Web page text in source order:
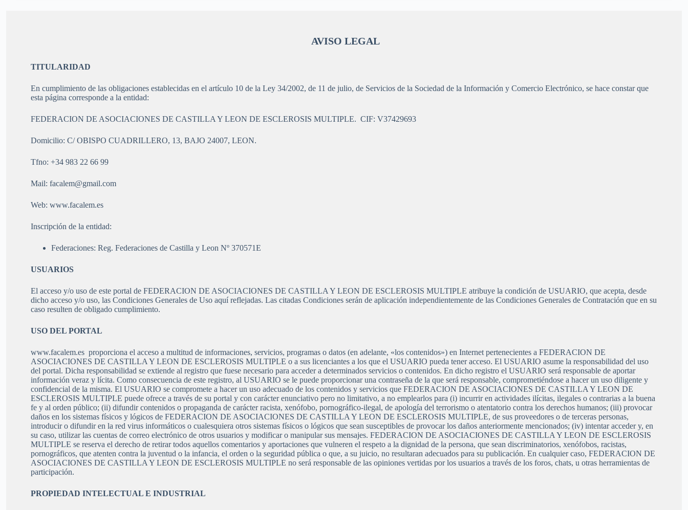
AVISO LEGAL
TITULARIDAD
En cumplimiento de las obligaciones establecidas en el artículo 10 de la Ley 34/2002, de 11 de julio, de Servicios de la Sociedad de la Información y Comercio Electrónico, se hace constar que
esta página corresponde a la entidad:
FEDERACION DE ASOCIACIONES DE CASTILLA Y LEON DE ESCLEROSIS MULTIPLE. CIF: V37429693
Domicilio: C/ OBISPO CUADRILLERO, 13, BAJO 24007, LEON.
Tfno: +34 983 22 66 99
Mail: facalem@gmail.com
Web: www.facalem.es
Inscripción de la entidad:
Federaciones: Reg. Federaciones de Castilla y Leon Nº 370571E
USUARIOS
El acceso y/o uso de este portal de FEDERACION DE ASOCIACIONES DE CASTILLA Y LEON DE ESCLEROSIS MULTIPLE atribuye la condición de USUARIO, que acepta, desde
dicho acceso y/o uso, las Condiciones Generales de Uso aquí reflejadas. Las citadas Condiciones serán de aplicación independientemente de las Condiciones Generales de Contratación que en su
caso resulten de obligado cumplimiento.
USO DEL PORTAL
www.facalem.es proporciona el acceso a multitud de informaciones, servicios, programas o datos (en adelante, «los contenidos») en Internet pertenecientes a FEDERACION DE
ASOCIACIONES DE CASTILLA Y LEON DE ESCLEROSIS MULTIPLE o a sus licenciantes a los que el USUARIO pueda tener acceso. El USUARIO asume la responsabilidad del uso
del portal. Dicha responsabilidad se extiende al registro que fuese necesario para acceder a determinados servicios o contenidos. En dicho registro el USUARIO será responsable de aportar
información veraz y lícita. Como consecuencia de este registro, al USUARIO se le puede proporcionar una contraseña de la que será responsable, comprometiéndose a hacer un uso diligente y
confidencial de la misma. El USUARIO se compromete a hacer un uso adecuado de los contenidos y servicios que FEDERACION DE ASOCIACIONES DE CASTILLA Y LEON DE
ESCLEROSIS MULTIPLE puede ofrece a través de su portal y con carácter enunciativo pero no limitativo, a no emplearlos para (i) incurrir en actividades ilícitas, ilegales o contrarias a la buena
fe y al orden público; (ii) difundir contenidos o propaganda de carácter racista, xenófobo, pornográfico-ilegal, de apología del terrorismo o atentatorio contra los derechos humanos; (iii) provocar
daños en los sistemas físicos y lógicos de FEDERACION DE ASOCIACIONES DE CASTILLA Y LEON DE ESCLEROSIS MULTIPLE, de sus proveedores o de terceras personas,
introducir o difundir en la red virus informáticos o cualesquiera otros sistemas físicos o lógicos que sean susceptibles de provocar los daños anteriormente mencionados; (iv) intentar acceder y, en
su caso, utilizar las cuentas de correo electrónico de otros usuarios y modificar o manipular sus mensajes. FEDERACION DE ASOCIACIONES DE CASTILLA Y LEON DE ESCLEROSIS
MULTIPLE se reserva el derecho de retirar todos aquellos comentarios y aportaciones que vulneren el respeto a la dignidad de la persona, que sean discriminatorios, xenófobos, racistas,
pornográficos, que atenten contra la juventud o la infancia, el orden o la seguridad pública o que, a su juicio, no resultaran adecuados para su publicación. En cualquier caso, FEDERACION DE
ASOCIACIONES DE CASTILLA Y LEON DE ESCLEROSIS MULTIPLE no será responsable de las opiniones vertidas por los usuarios a través de los foros, chats, u otras herramientas de
participación.
PROPIEDAD INTELECTUAL E INDUSTRIAL